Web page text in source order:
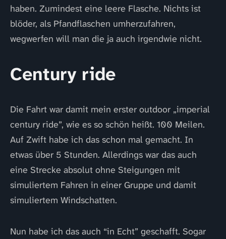
haben. Zumindest eine leere Flasche. Nichts ist
blöder, als Pfandflaschen umherzufahren,
wegwerfen will man die ja auch irgendwie nicht.
Century ride
Die Fahrt war damit mein erster outdoor „imperial
century ride”, wie es so schön heißt. 100 Meilen.
Auf Zwift habe ich das schon mal gemacht. In
etwas über 5 Stunden. Allerdings war das auch
eine Strecke absolut ohne Steigungen mit
simuliertem Fahren in einer Gruppe und damit
simuliertem Windschatten.
Nun habe ich das auch “in Echt” geschafft. Sogar